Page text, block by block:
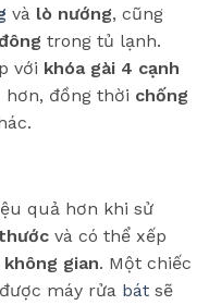
và lò nướng, cũng
trong tủ lạnh.
với khóa gài 4 cạnh
đồng thời chống
quả hơn khi sử
và có thể xếp
gian. Một chiếc
máy rửa bát sẽ